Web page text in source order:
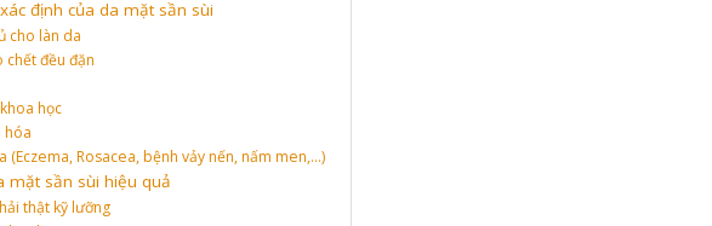
định của da mặt sần sùi
cho làn da
chết đều đặn
học
hóa
(Eczema, Rosacea, bệnh vảy nến, nấm men,…)
mặt sần sùi hiệu quả
thật kỹ lưỡng